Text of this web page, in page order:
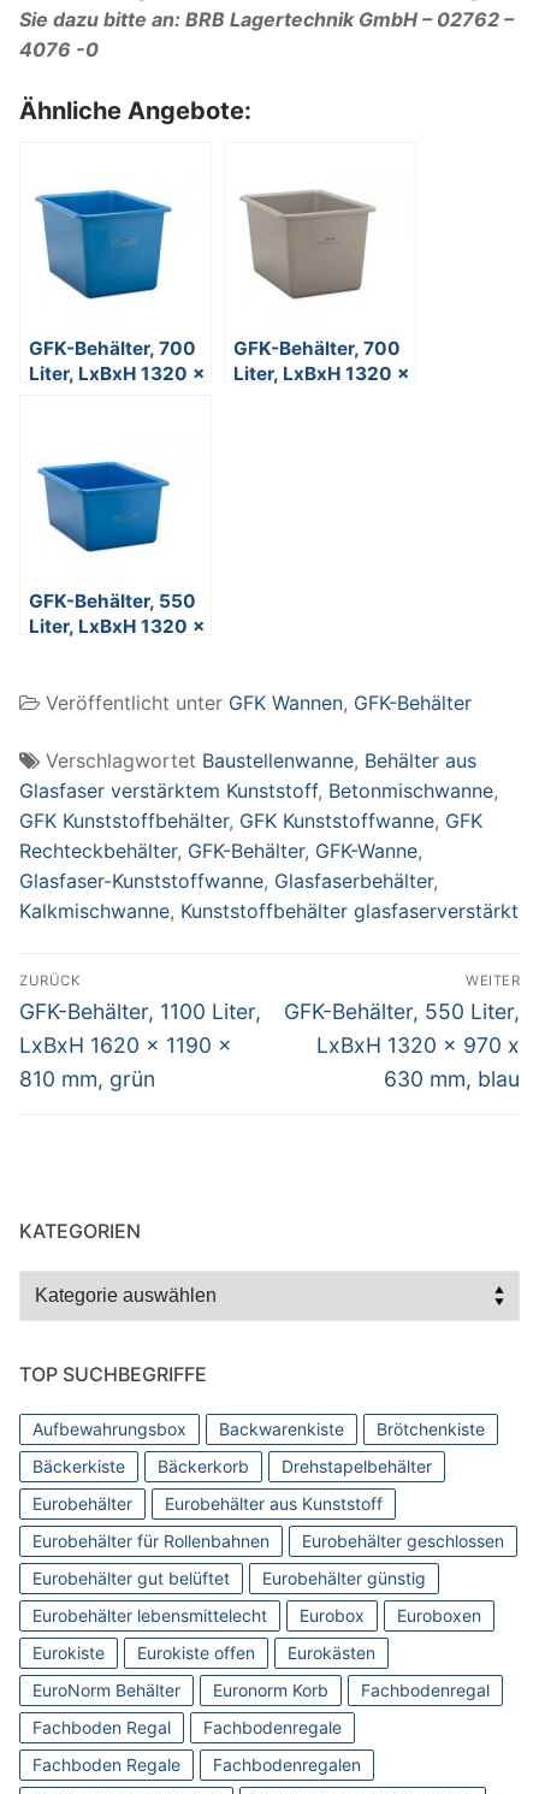
Sie dazu bitte an: BRB Lagertechnik GmbH – 02762 –
4076 -0
Ähnliche Angebote:
GFK-Behälter, 700
Liter, LxBxH 1320 x
GFK-Behälter, 700
Liter, LxBxH 1320 x
GFK-Behälter, 550
Liter, LxBxH 1320 x
Veröffentlicht unter GFK Wannen, GFK-Behälter
Verschlagwortet Baustellenwanne, Behälter aus
Glasfaser verstärktem Kunststoff, Betonmischwanne,
GFK Kunststoffbehälter, GFK Kunststoffwanne, GFK
Rechteckbehälter, GFK-Behälter, GFK-Wanne,
Glasfaser-Kunststoffwanne, Glasfaserbehälter,
Kalkmischwanne, Kunststoffbehälter glasfaserverstärkt
Beitragsnavigation
ZURÜCK
Vorheriger
Beitrag:
GFK-Behälter, 1100 Liter,
LxBxH 1620 x 1190 x
810 mm, grün
WEITER
Nächster
Beitrag:
GFK-Behälter, 550 Liter,
LxBxH 1320 x 970 x
630 mm, blau
KATEGORIEN
Kategorien
TOP SUCHBEGRIFFE
Aufbewahrungsbox Backwarenkiste
Brötchenkiste
Bäckerkiste
Bäckerkorb
Drehstapelbehälter
Eurobehälter
Eurobehälter aus Kunststoff
Eurobehälter für Rollenbahnen
Eurobehälter geschlossen
Eurobehälter gut belüftet
Eurobehälter günstig
Eurobehälter lebensmittelecht
Eurobox
Euroboxen
Eurokiste
Eurokiste offen
Eurokästen
EuroNorm Behälter
Euronorm Korb
Fachbodenregal
Fachboden Regal
Fachbodenregale
Fachboden Regale
Fachbodenregalen